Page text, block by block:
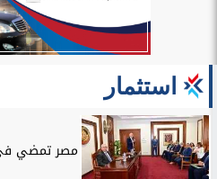
استثمار
مصر تمضي